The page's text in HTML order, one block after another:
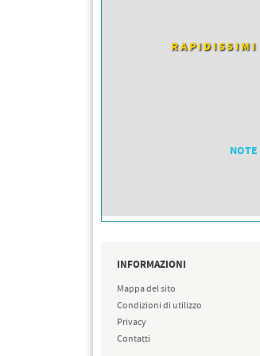
PETTORALI CON NOME ATLETA
RAPIDISSIMI
NOTE
INFORMAZIONI
Mappa del sito
Condizioni di utilizzo
Privacy
Contatti